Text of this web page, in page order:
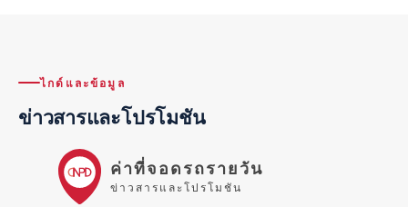
ไกด์และข้อมูล
ข่าวสารและโปรโมชัน
ค่าที่จอดรถรายวัน
ข่าวสารและโปรโมชัน